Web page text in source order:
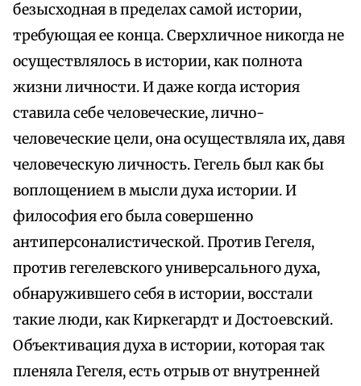
безысходная в пределах самой истории,
требующая ее конца. Сверхличное никогда не
осуществлялось в истории, как полнота
жизни личности. И даже когда история
ставила себе человеческие, лично-
человеческие цели, она осуществляла их, давя
человеческую личность. Гегель был как бы
воплощением в мысли духа истории. И
философия его была совершенно
антиперсоналистической. Против Гегеля,
против гегелевского универсального духа,
обнаружившего себя в истории, восстали
такие люди, как Киркегардт и Достоевский.
Объективация духа в истории, которая так
пленяла Гегеля, есть отрыв от внутренней